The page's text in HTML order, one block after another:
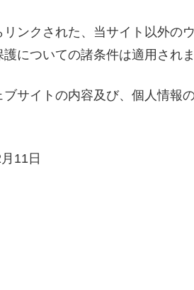
リンクされた、当サイト以外の
についての諸条件は適用されま
サイトの内容及び、個人情報
11日